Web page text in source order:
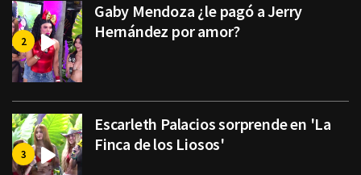
Gaby Mendoza ¿le pagó a Jerry
Hernández por amor?
Escarleth Palacios sorprende en 'La
Finca de los Liosos'